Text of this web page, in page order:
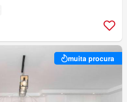
muita procura